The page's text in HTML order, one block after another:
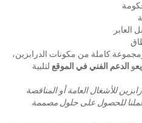
العابر
كاملة من مكونات الدرابزين،
و الدعم الفني في الموقع لتلبية
للأشغال العامة أو المناقصة
للحصول على حلول مصممة